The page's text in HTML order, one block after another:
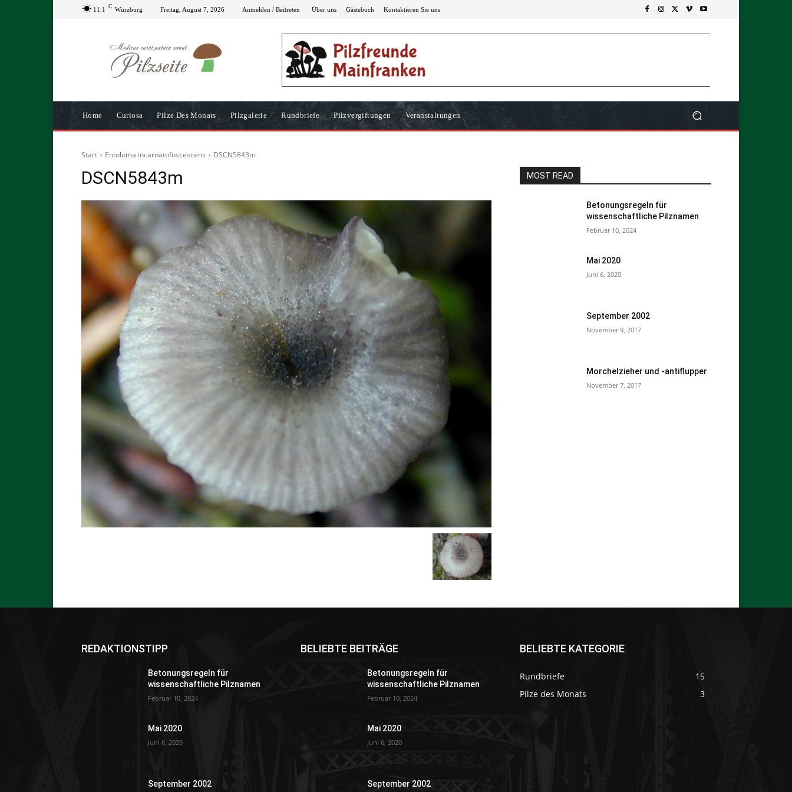
11.1 C Würzburg Freitag, August 7, 2026 Anmelden / Beitreten Über uns Gästebuch Kontaktieren Sie uns
Home Curiosa Pilze Des Monats Pilzgalerie Rundbriefe Pilzvergiftungen Veranstaltungen
Start Entoloma incarnatofuscescens DSCN5843m
DSCN5843m MOST READ
Betonungsregeln für
wissenschaftliche Pilznamen
Februar 10, 2024
Mai 2020
Juni 6, 2020
September 2002
November 9, 2017
Morchelzieher und -antiflupper
November 7, 2017
REDAKTIONSTIPP
Betonungsregeln für
wissenschaftliche Pilznamen
Februar 10, 2024
Mai 2020
Juni 6, 2020
September 2002
BELIEBTE BEITRÄGE
Betonungsregeln für
wissenschaftliche Pilznamen
Februar 10, 2024
Mai 2020
Juni 6, 2020
September 2002
BELIEBTE KATEGORIE
Rundbriefe
15
Pilze des Monats
3